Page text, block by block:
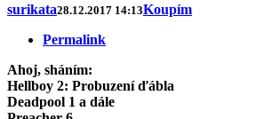
surikata28.12.2017 14:13Koupím
Permalink
Ahoj, sháním:
Hellboy 2: Probuzení ďábla
Deadpool 1 a dále